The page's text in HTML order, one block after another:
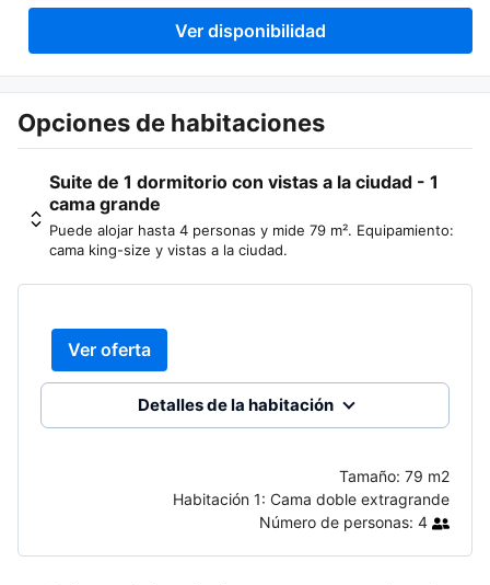
Ver disponibilidad
Opciones de habitaciones
Suite de 1 dormitorio con vistas a la ciudad - 1
cama grande
Puede alojar hasta 4 personas y mide 79 m². Equipamiento:
cama king-size y vistas a la ciudad.
Ver oferta
Detalles de la habitación
Tamaño: 79 m2
Habitación 1: Cama doble extragrande
Número de personas: 4